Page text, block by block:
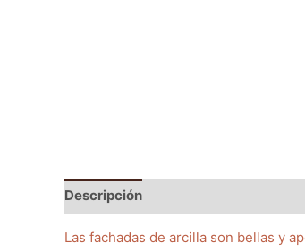
Descripción
Las fachadas de arcilla son bellas y